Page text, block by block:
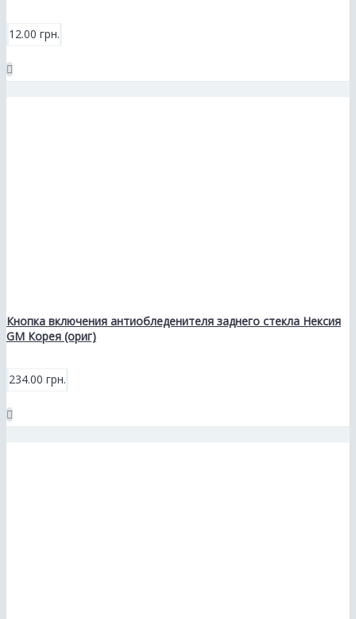
12.00 грн.
Кнопка включения антиобледенителя заднего стекла Нексия
GM Корея (ориг)
234.00 грн.